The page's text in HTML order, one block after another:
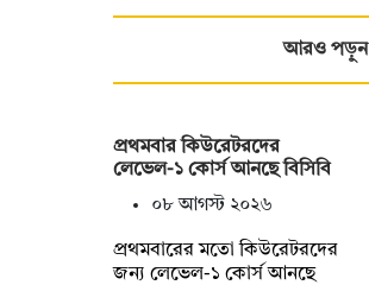
আরও পড়ুন
প্রথমবার কিউরেটরদের
লেভেল-১ কোর্স আনছে বিসিবি
০৮ আগস্ট ২০২৬
প্রথমবারের মতো কিউরেটরদের
জন্য লেভেল-১ কোর্স আনছে